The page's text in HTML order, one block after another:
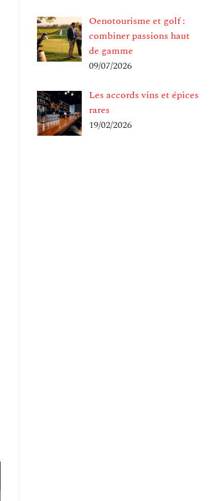
Oenotourisme et golf :
combiner passions haut
de gamme
09/07/2026
Les accords vins et épices
rares
19/02/2026